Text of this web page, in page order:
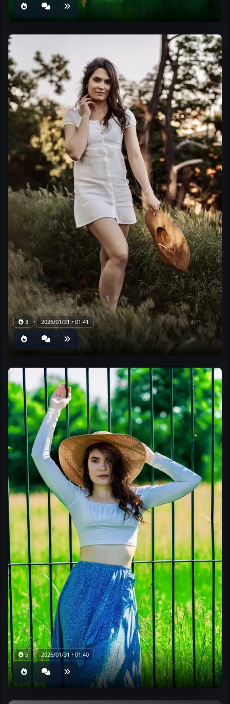
3 • 2026/01/31 • 01:41
5 • 2026/01/31 • 01:40